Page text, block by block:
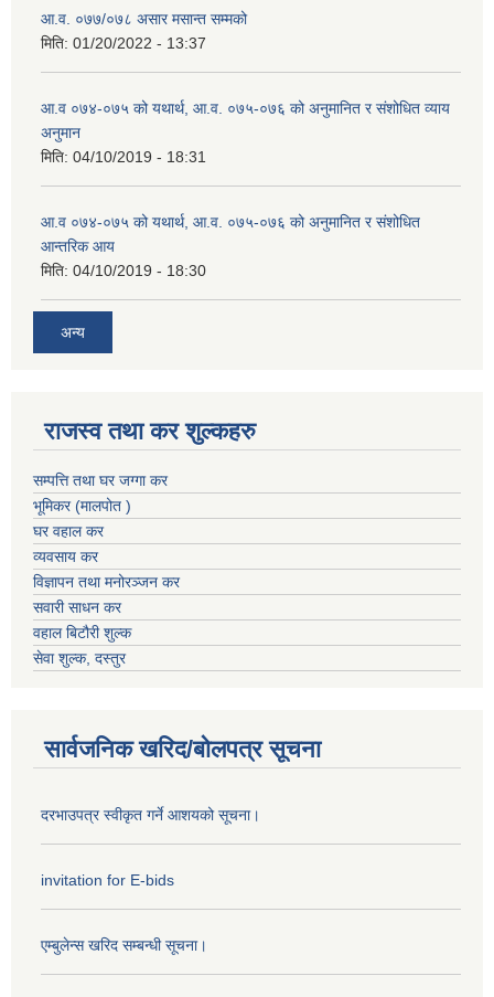
आ.व. ०७७/०७८ असार मसान्त सम्मको
मिति: 01/20/2022 - 13:37
आ.व ०७४-०७५ को यथार्थ, आ.व. ०७५-०७६ को अनुमानित र संशोधित व्याय
अनुमान
मिति: 04/10/2019 - 18:31
आ.व ०७४-०७५ को यथार्थ, आ.व. ०७५-०७६ को अनुमानित र संशोधित
आन्तरिक आय
मिति: 04/10/2019 - 18:30
अन्य
राजस्व तथा कर शुल्कहरु
सम्पत्ति तथा घर जग्गा कर
भूमिकर (मालपोत )
घर वहाल कर
व्यवसाय कर
विज्ञापन तथा मनोरञ्जन कर
सवारी साधन कर
वहाल बिटौरी शुल्क
सेवा शुल्क, दस्तुर
सार्वजनिक खरिद/बोलपत्र सूचना
दरभाउपत्र स्वीकृत गर्ने आशयको सूचना।
invitation for E-bids
एम्बुलेन्स खरिद सम्बन्धी सूचना।